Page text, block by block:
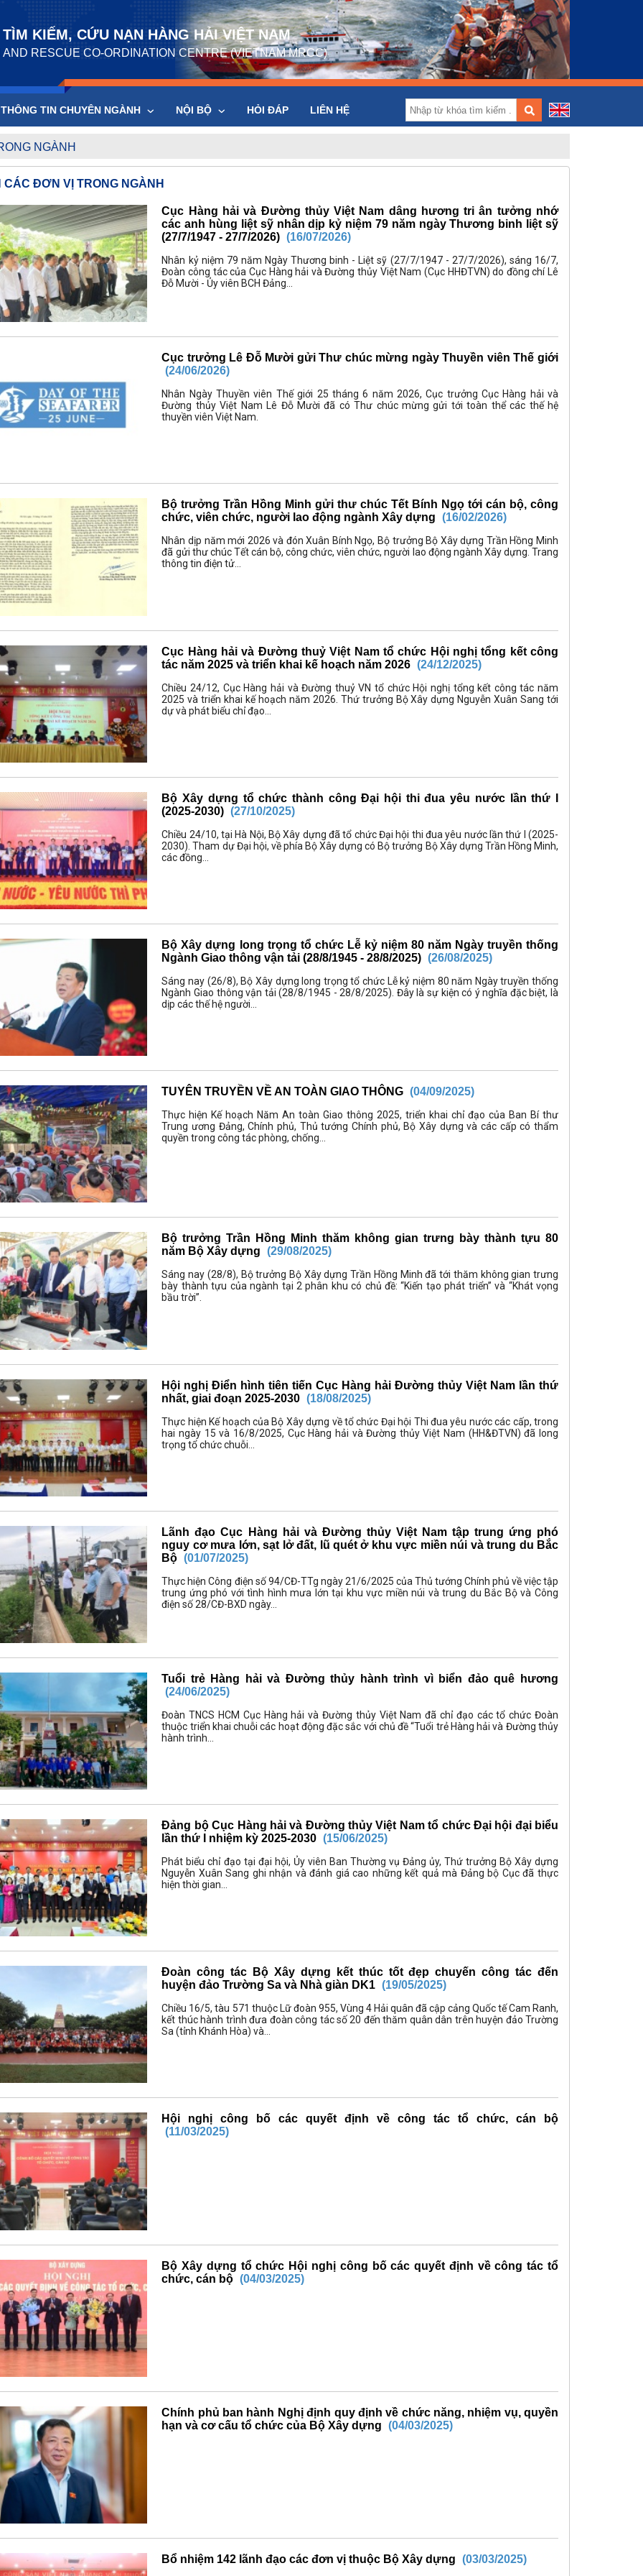
KIẾM, CỨU NẠN HÀNG HẢI VIỆT NAM
RESCUE CO-ORDINATION CENTRE (VIETNAM MRCC)
THÔNG TIN CHUYÊN NGÀNH NỘI BỘ HỎI ĐÁP LIÊN HỆ
NGÀNH
CÁC ĐƠN VỊ TRONG NGÀNH
Cục Hàng hải và Đường thủy Việt Nam dâng hương tri ân tưởng nhớ
các anh hùng liệt sỹ nhân dịp kỷ niệm 79 năm ngày Thương binh liệt sỹ
(27/7/1947 - 27/7/2026) (16/07/2026)
Nhân kỷ niệm 79 năm Ngày Thương binh - Liệt sỹ (27/7/1947 - 27/7/2026), sáng 16/7,
Đoàn công tác của Cục Hàng hải và Đường thủy Việt Nam (Cục HHĐTVN) do đồng chí Lê
Đỗ Mười - Ủy viên BCH Đảng...
Cục trưởng Lê Đỗ Mười gửi Thư chúc mừng ngày Thuyền viên Thế giới
(24/06/2026)
Nhân Ngày Thuyền viên Thế giới 25 tháng 6 năm 2026, Cục trưởng Cục Hàng hải và
Đường thủy Việt Nam Lê Đỗ Mười đã có Thư chúc mừng gửi tới toàn thể các thế hệ
thuyền viên Việt Nam.
Bộ trưởng Trần Hồng Minh gửi thư chúc Tết Bính Ngọ tới cán bộ, công
chức, viên chức, người lao động ngành Xây dựng
(16/02/2026)
Nhân dịp năm mới 2026 và đón Xuân Bính Ngọ, Bộ trưởng Bộ Xây dựng Trần Hồng Minh
đã gửi thư chúc Tết cán bộ, công chức, viên chức, người lao động ngành Xây dựng. Trang
thông tin điện tử...
Cục Hàng hải và Đường thuỷ Việt Nam tổ chức Hội nghị tổng kết công
tác năm 2025 và triển khai kế hoạch năm 2026 (24/12/2025)
Chiều 24/12, Cục Hàng hải và Đường thuỷ VN tổ chức Hội nghị tổng kết công tác năm
2025 và triển khai kế hoạch năm 2026. Thứ trưởng Bộ Xây dựng Nguyễn Xuân Sang tới
dự và phát biểu chỉ đạo...
Bộ Xây dựng tổ chức thành công Đại hội thi đua yêu nước lần thứ I
(2025-2030) (27/10/2025)
Chiều 24/10, tại Hà Nội, Bộ Xây dựng đã tổ chức Đại hội thi đua yêu nước lần thứ I (2025-
2030). Tham dự Đại hội, về phía Bộ Xây dựng có Bộ trưởng Bộ Xây dựng Trần Hồng Minh,
các đồng...
Bộ Xây dựng long trọng tổ chức Lễ kỷ niệm 80 năm Ngày truyền thống
Ngành Giao thông vận tải (28/8/1945 - 28/8/2025) (26/08/2025)
Sáng nay (26/8), Bộ Xây dựng long trọng tổ chức Lễ kỷ niệm 80 năm Ngày truyền thống
Ngành Giao thông vận tải (28/8/1945 - 28/8/2025). Đây là sự kiện có ý nghĩa đặc biệt, là
dịp các thế hệ người...
TUYÊN TRUYỀN VỀ AN TOÀN GIAO THÔNG (04/09/2025)
Thực hiện Kế hoạch Năm An toàn Giao thông 2025, triển khai chỉ đạo của Ban Bí thư
Trung ương Đảng, Chính phủ, Thủ tướng Chính phủ, Bộ Xây dựng và các cấp có thẩm
quyền trong công tác phòng, chống...
Bộ trưởng Trần Hồng Minh thăm không gian trưng bày thành tựu 80
năm Bộ Xây dựng
(29/08/2025)
Sáng nay (28/8), Bộ trưởng Bộ Xây dựng Trần Hồng Minh đã tới thăm không gian trưng
bày thành tựu của ngành tại 2 phân khu có chủ đề: “Kiến tạo phát triển” và “Khát vọng
bầu trời”.
Hội nghị Điển hình tiên tiến Cục Hàng hải Đường thủy Việt Nam lần thứ
nhất, giai đoạn 2025-2030 (18/08/2025)
Thực hiện Kế hoạch của Bộ Xây dựng về tổ chức Đại hội Thi đua yêu nước các cấp, trong
hai ngày 15 và 16/8/2025, Cục Hàng hải và Đường thủy Việt Nam (HH&ĐTVN) đã long
trọng tổ chức chuỗi...
Lãnh đạo Cục Hàng hải và Đường thủy Việt Nam tập trung ứng phó
nguy cơ mưa lớn, sạt lở đất, lũ quét ở khu vực miền núi và trung du Bắc
Bộ (01/07/2025)
Thực hiện Công điện số 94/CĐ-TTg ngày 21/6/2025 của Thủ tướng Chính phủ về việc tập
trung ứng phó với tình hình mưa lớn tại khu vực miền núi và trung du Bắc Bộ và Công
điện số 28/CĐ-BXD ngày...
Tuổi trẻ Hàng hải và Đường thủy hành trình vì biển đảo quê hương
(24/06/2025)
Đoàn TNCS HCM Cục Hàng hải và Đường thủy Việt Nam đã chỉ đạo các tổ chức Đoàn
thuộc triển khai chuỗi các hoạt động đặc sắc với chủ đề “Tuổi trẻ Hàng hải và Đường thủy
hành trình...
Đảng bộ Cục Hàng hải và Đường thủy Việt Nam tổ chức Đại hội đại biểu
lần thứ I nhiệm kỳ 2025-2030 (15/06/2025)
Phát biểu chỉ đạo tại đại hội, Ủy viên Ban Thường vụ Đảng ủy, Thứ trưởng Bộ Xây dựng
Nguyễn Xuân Sang ghi nhận và đánh giá cao những kết quả mà Đảng bộ Cục đã thực
hiện thời gian...
Đoàn công tác Bộ Xây dựng kết thúc tốt đẹp chuyến công tác đến
huyện đảo Trường Sa và Nhà giàn DK1 (19/05/2025)
Chiều 16/5, tàu 571 thuộc Lữ đoàn 955, Vùng 4 Hải quân đã cập cảng Quốc tế Cam Ranh,
kết thúc hành trình đưa đoàn công tác số 20 đến thăm quân dân trên huyện đảo Trường
Sa (tỉnh Khánh Hòa) và...
Hội nghị công bố các quyết định về công tác tổ chức, cán bộ
(11/03/2025)
Bộ Xây dựng tổ chức Hội nghị công bố các quyết định về công tác tổ
chức, cán bộ (04/03/2025)
Chính phủ ban hành Nghị định quy định về chức năng, nhiệm vụ, quyền
hạn và cơ cấu tổ chức của Bộ Xây dựng
(04/03/2025)
Bổ nhiệm 142 lãnh đạo các đơn vị thuộc Bộ Xây dựng (03/03/2025)